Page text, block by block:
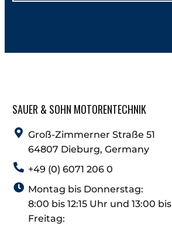
SAUER & SOHN MOTORENTECHNIK
Groß-Zimmerner Straße 51
64807 Dieburg, Germany
+49 (0) 6071 206 0
Montag bis Donnerstag:
8:00 bis 12:15 Uhr und 13:00
Freitag: